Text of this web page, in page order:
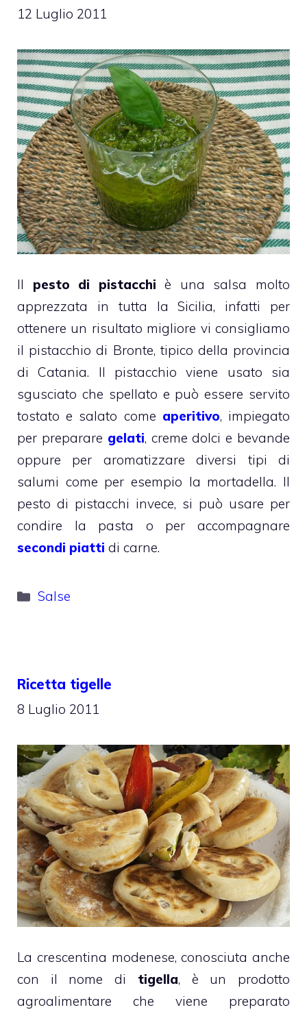
12 Luglio 2011
Il pesto di pistacchi è una salsa molto
apprezzata in tutta la Sicilia, infatti per
ottenere un risultato migliore vi consigliamo
il pistacchio di Bronte, tipico della provincia
di Catania. Il pistacchio viene usato sia
sgusciato che spellato e può essere servito
tostato e salato come aperitivo, impiegato
per preparare gelati, creme dolci e bevande
oppure per aromatizzare diversi tipi di
salumi come per esempio la mortadella. Il
pesto di pistacchi invece, si può usare per
condire la pasta o per accompagnare
secondi piatti di carne.
Categorie
Salse
Ricetta tigelle
8 Luglio 2011
La crescentina modenese, conosciuta anche
con il nome di tigella, è un prodotto
agroalimentare che viene preparato